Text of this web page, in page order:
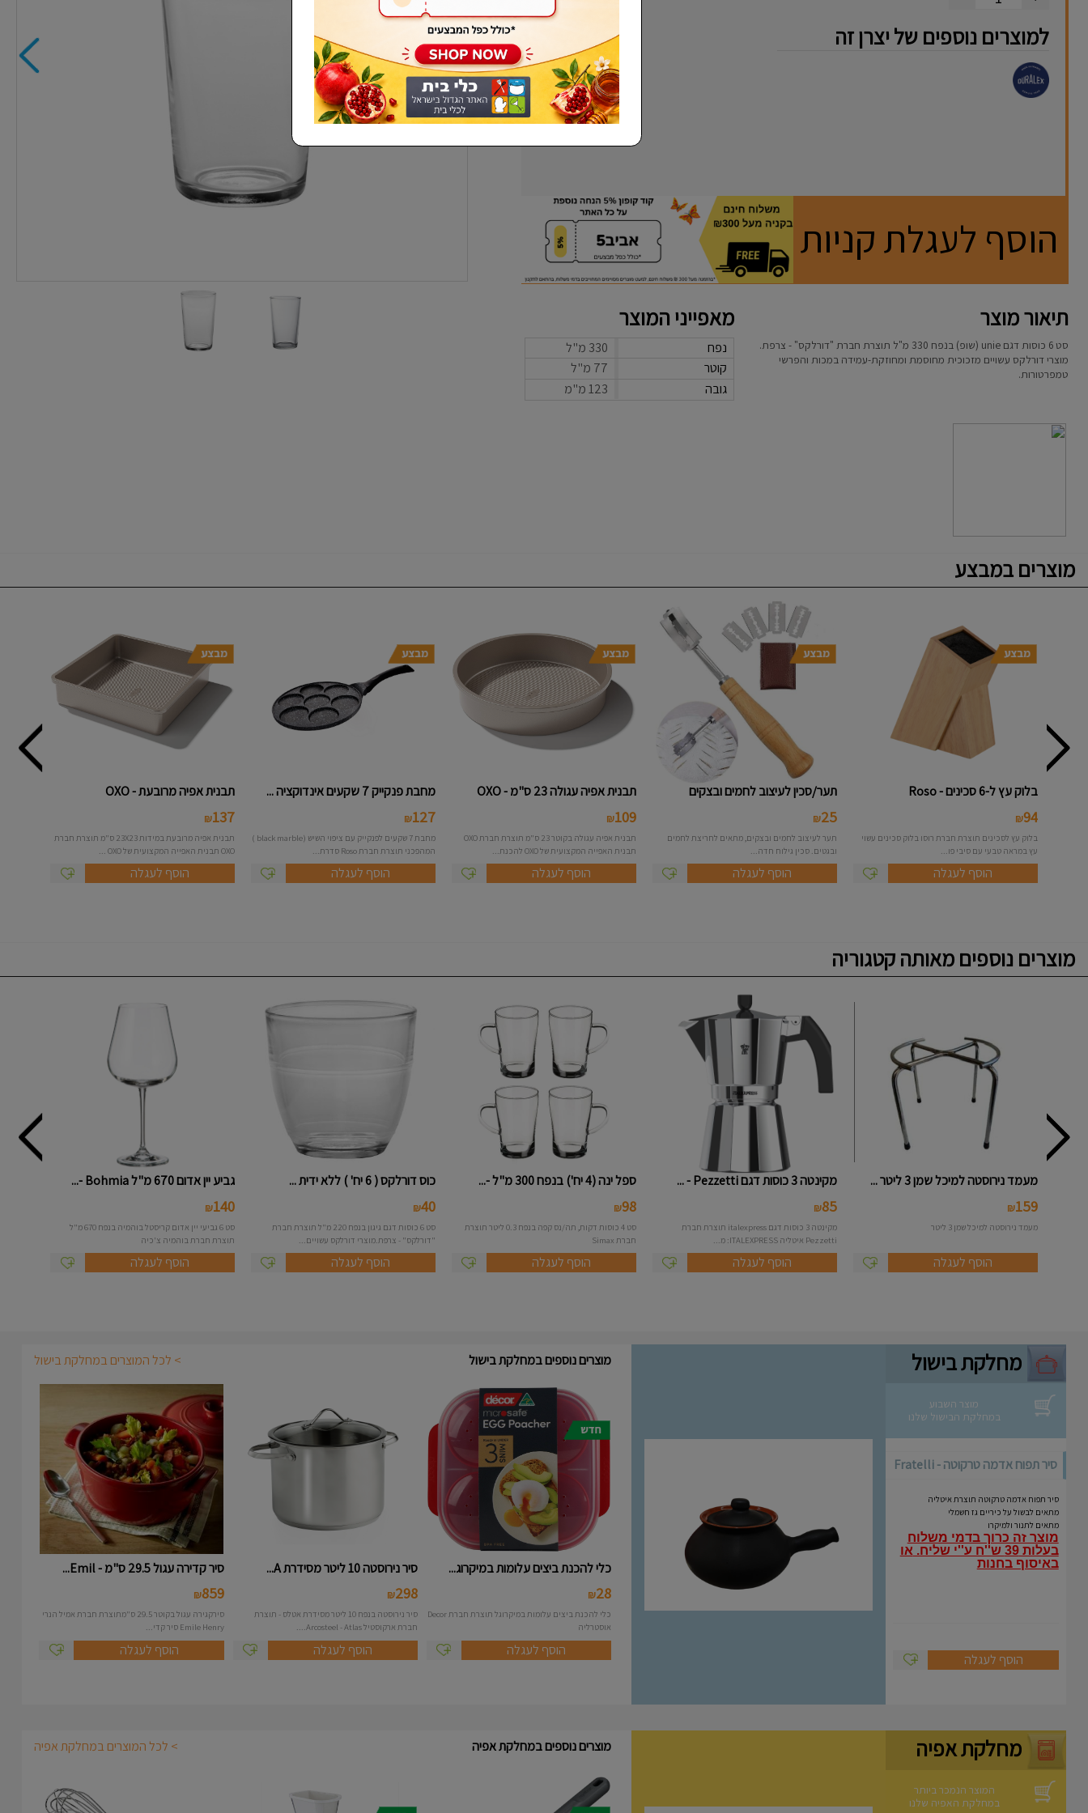
שכחתי סיסמא למוצרים נוספים של יצרן זה
הוסף לעגלת קניות
תיאור מוצר מאפייני המוצר
נפח
330 מ"ל
קוטר
77 מ"ל
גובה
123 מ"מ
סט 6 כוסות דגם unie (שופ) בנפח 330 מ"ל תוצרת חברת "דורלקס" - צרפת.
מוצרי דורלקס עשויים מזכוכית מחוסמת ומחוזקת-עמידה במכות והפרשי
טמפרטורות.
מוצרים במבצע
בלוק עץ ל-6 סכינים - Roso
94
₪
בלוק עץ לסכינים תוצרת חברת רוסו בלוק סכינים עשוי
עץ במראה טבעי עם סיבי פו...
הוסף לעגלה
תער/סכין לעיצוב לחמים ובצקים
25
₪
תער לעיצוב לחמים ובצקים, מתאים לחריצת לחמים
ובגטים. סכין גילוח חדה...
הוסף לעגלה
תבנית אפיה עגולה 23 ס"מ - OXO
109
₪
תבנית אפיה עגולה בקוטר 23 ס"מ תוצרת חברת OXO
תבנית האפייה המקצועית של OXO להכנת...
הוסף לעגלה
מחבת פנקייק 7 שקעים אינדוקציה ...
127
₪
מחבת 7 שקעים לפנקייק עם ציפוי השיש (black marble )
המהפכני תוצרת חברת Roso סדרת...
הוסף לעגלה
תבנית אפיה מרובעת - OXO
137
₪
תבנית אפיה מרובעת במידות 23X23 ס"מ תוצרת חברת
OXO תבנית האפייה המקצועית של OXO ...
הוסף לעגלה
מוצרים נוספים מאותה קטגוריה
מעמד נירוסטה למיכל שמן 3 ליטר ...
159
₪
מעמד נירוסטה למיכל שמן 3 ליטר
הוסף לעגלה
מקינטה 3 כוסות דגם Pezzetti - ...
85
₪
מקינטה 3 כוסות דגם italexpress תוצרת חברת
Pezzetti איטליה ITALEXPRESS: מ...
הוסף לעגלה
ספל ינה (4 יח') בנפח 300 מ"ל -...
98
₪
סט 4 כוסות דקות, תה/נס קפה בנפח 0.3 ליטר תוצרת
חברת Simax
הוסף לעגלה
כוס דורלקס ( 6 יח' ) ללא ידית ...
40
₪
סט 6 כוסות דגם גיגון בנפח 220 מ"ל תוצרת חברת
"דורלקס" - צרפת.מוצרי דורלקס עשויים...
הוסף לעגלה
גביע יין אדום 670 מ"ל Bohmia -...
140
₪
סט 6 גביעי יין אדום קריסטל בוהמיה בנפח 670 מ"ל
תוצרת חברת בוהמיה צ'כיה
הוסף לעגלה
מחלקת בישול
מוצר השבוע
במחלקת הבישול שלנו
סיר תפוח אדמה טרקוטה - Fratelli
סיר תפוח אדמה טרקוטה תוצרת איטליה
מתאים לבשול על כיריים גז חשמלי
מתאים לתנור ולמיקרו
מוצר זה כרוך בדמי משלוח
בעלות 39 ש''ח ע''י שליח.
או
באיסוף בחנות
הוסף לעגלה
מוצרים נוספים במחלקת בישול > לכל המוצרים במחלקת בישול
כלי להכנת ביצים עלומות במיקרוג...
28
₪
כלי להכנת ביצים עלומות במיקרוגל תוצרת חברת Decor
אוסטרליה
הוסף לעגלה
סיר נירוסטה 10 ליטר מסידרת A...
298
₪
סיר נירוסטה בנפח 10 ליטר מסידרת אטלס - תוצרת
חברת ארקוסטיל Arcosteel - Atlas....
הוסף לעגלה
סיר קדירה עגול 29.5 ס"מ - Emil...
859
₪
סירקגירה עגול בקוטר 29.5 ס"מתוצרת חברת אמיל הנרי
Emile Henry סיר קדי...
הוסף לעגלה
מחלקת אפיה
המוצר הנמכר ביותר
במחלקת האפיה שלנו
מוצרים נוספים במחלקת אפיה > לכל המוצרים במחלקת אפיה